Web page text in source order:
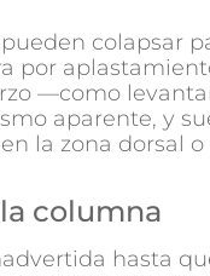
colapsar
por
—como
aparente, y
la zona dorsal
columna
hasta